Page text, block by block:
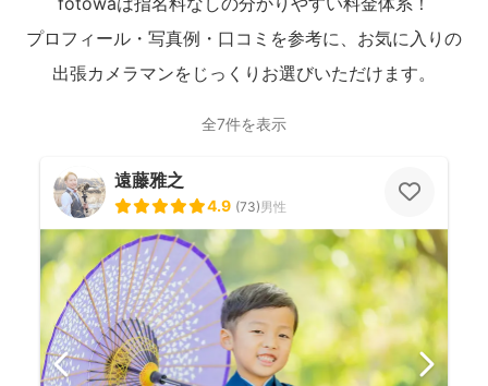
プロフィール・写真例・口コミを参考に、お気に入りの
出張カメラマンをじっくりお選びいただけます。
全7件を表示
遠藤雅之
4.9 (73)男性